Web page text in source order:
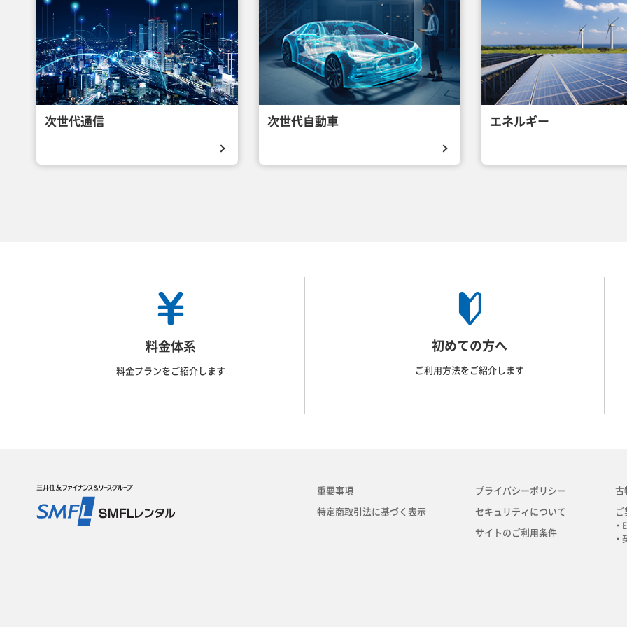
次世代通信 次世代自動車 エネルギー
料金体系
料金プランをご紹介します
初めての方へ
ご利用方法をご紹介します
重要事項
特定商取引法に基づく表示
プライバシーポリシー
セキュリティについて
サイトのご利用条件
古
ご
・
・